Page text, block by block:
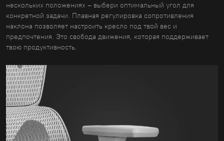
нескольких положениях – выбери оптимальный угол для
конкретной задачи. Плавная регулировка сопротивления
наклона позволяет настроить кресло под твой вес и
предпочтения. Это свобода движения, которая поддерживает
твою продуктивность.